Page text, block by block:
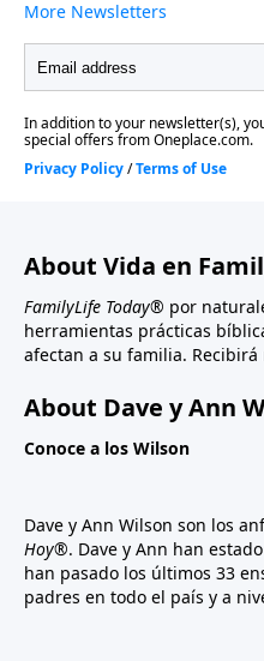
About Vida en
FamilyLife Today® por
herramientas prácticas
afectan a su familia.
About Dave y Ann
Conoce a los Wilson
Dave y Ann Wilson son los
Hoy®. Dave y Ann han
han pasado los últimos 33
padres en todo el país y a